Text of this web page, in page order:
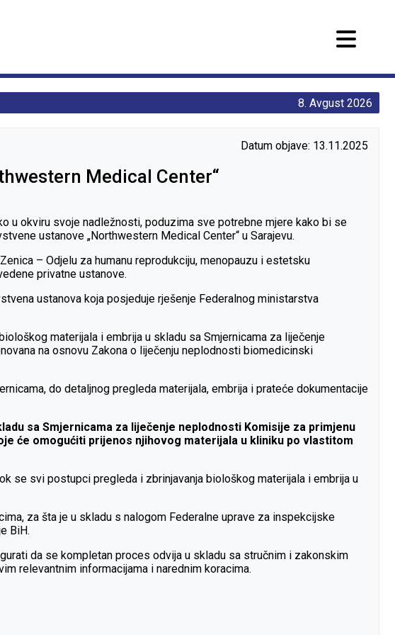
8. Avgust 2026
Datum objave: 13.11.2025
Medical Center“
u okviru svoje nadležnosti, poduzima sve potrebne mjere kako bi se
ustanove „Northwestern Medical Center“ u Sarajevu.
– Odjelu za humanu reprodukciju, menopauzu i estetsku
privatne ustanove.
ustanova koja posjeduje rješenje Federalnog ministarstva
materijala i embrija u skladu sa Smjernicama za liječenje
na osnovu Zakona o liječenju neplodnosti biomedicinski
do detaljnog pregleda materijala, embrija i prateće dokumentacije
sa Smjernicama za liječenje neplodnosti Komisije za primjenu
će omogućiti prijenos njihovog materijala u kliniku po vlastitom
se svi postupci pregleda i zbrinjavanja biološkog materijala i embrija u
za šta je u skladu s nalogom Federalne uprave za inspekcijske
BiH.
da se kompletan proces odvija u skladu sa stručnim i zakonskim
relevantnim informacijama i narednim koracima.